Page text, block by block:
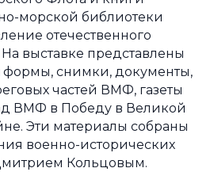
морской библиотеки
отечественного
выставке представлены
снимки, документы,
частей ВМФ, газеты
ВМФ в Победу в Великой
Эти материалы собраны
военно-исторических
Кольцовым.